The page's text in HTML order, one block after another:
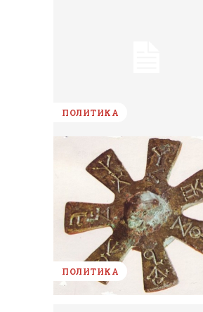
ПОЛИТИКА
ПОЛИТИКА